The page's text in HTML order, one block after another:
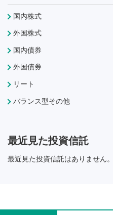
国内株式
外国株式
国内債券
外国債券
リート
バランス型その他
最近見た投資信託
最近見た投資信託はありません。